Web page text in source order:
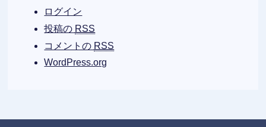
ログイン
投稿の RSS
コメントの RSS
WordPress.org